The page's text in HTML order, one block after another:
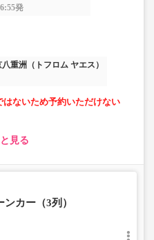
発
重洲（トフロム ヤエス）
はないため予約いただけない
動でも安心※車両により異
菌を徹底。
貸し出しサービスを停止
見る
ンカー（3列）